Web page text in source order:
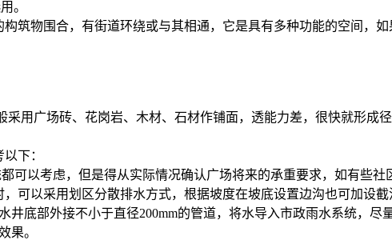
。
筑物围合，有街道环绕或与其相通，它是具有多种功能的空间，
用广场砖、花岗岩、木材、石材作铺面，透能力差，很快就形成径
下：
可以考虑，但是得从实际情况确认广场将来的承重要求，如有些
可以采用划区分散排水方式，根据坡度在坡底设置边沟也可加设截
井底部外接不小于直径200mm的管道，将水导入市政雨水系统，尽
果。